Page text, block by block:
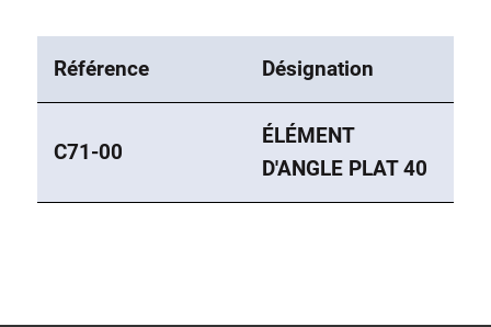
Référence Désignation
C71-00
ÉLÉMENT
D'ANGLE PLAT 40